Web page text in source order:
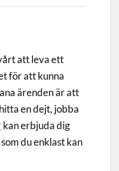
att leva ett
för att kunna
ärenden är att
en dejt, jobba
kan erbjuda dig
du enklast kan